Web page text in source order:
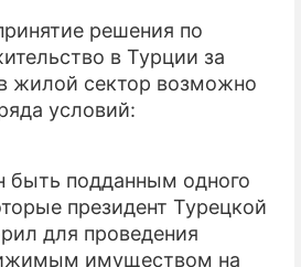
решения по
в Турции за
жилой сектор возможно
условий:
быть подданным одного
президент Турецкой
для проведения
имуществом на